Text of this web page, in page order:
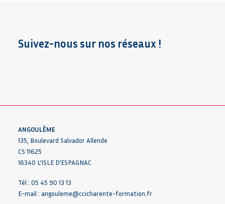
Suivez-nous sur nos réseaux !
ANGOULÊME
135, Boulevard Salvador Allende
CS 11625
16340 L’ISLE D’ESPAGNAC
Tél : 05 45 90 13 13
E-mail : angouleme@ccicharente-formation.fr